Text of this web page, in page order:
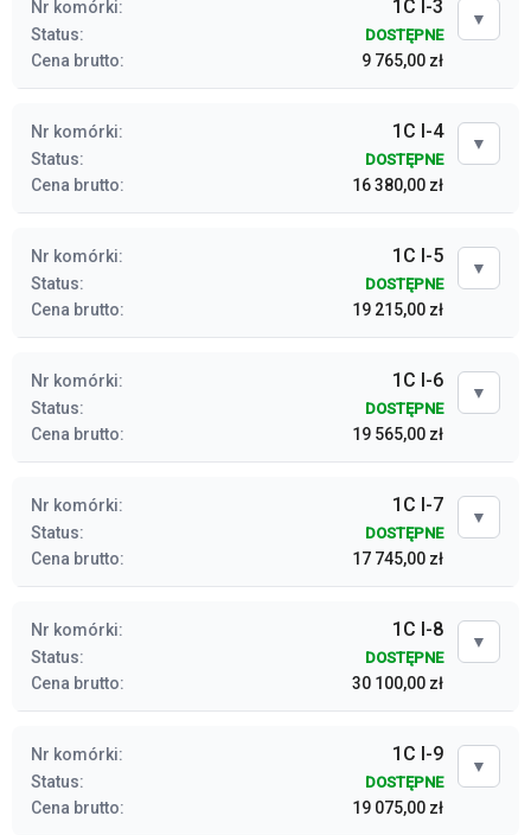
Nr komórki: 1C I-3
Status: DOSTĘPNE
Cena brutto: 9 765,00 zł
▼
Nr komórki: 1C I-4
Status: DOSTĘPNE
Cena brutto: 16 380,00 zł
▼
Nr komórki: 1C I-5
Status: DOSTĘPNE
Cena brutto: 19 215,00 zł
▼
Nr komórki: 1C I-6
Status: DOSTĘPNE
Cena brutto: 19 565,00 zł
▼
Nr komórki: 1C I-7
Status: DOSTĘPNE
Cena brutto: 17 745,00 zł
▼
Nr komórki: 1C I-8
Status: DOSTĘPNE
Cena brutto: 30 100,00 zł
▼
Nr komórki: 1C I-9
Status: DOSTĘPNE
Cena brutto: 19 075,00 zł
▼